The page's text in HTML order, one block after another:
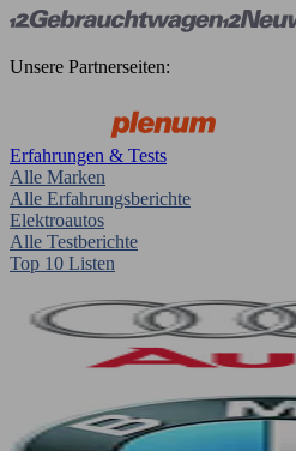
Unsere Partnerseiten:
Erfahrungen & Tests
Alle Marken
Alle Erfahrungsberichte
Elektroautos
Alle Testberichte
Top 10 Listen